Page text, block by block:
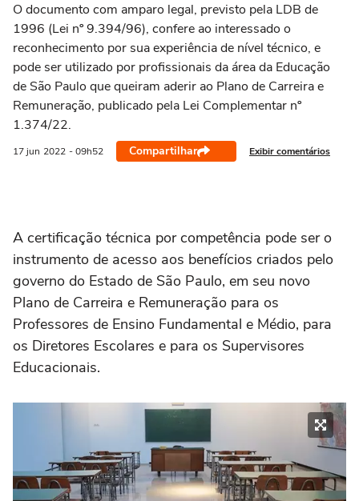
O documento com amparo legal, previsto pela LDB de
1996 (Lei nº 9.394/96), confere ao interessado o
reconhecimento por sua experiência de nível técnico, e
pode ser utilizado por profissionais da área da Educação
de São Paulo que queiram aderir ao Plano de Carreira e
Remuneração, publicado pela Lei Complementar nº
1.374/22.
17 jun 2022 - 09h52 Compartilhar Exibir comentários
A certificação técnica por competência pode ser o
instrumento de acesso aos benefícios criados pelo
governo do Estado de São Paulo, em seu novo
Plano de Carreira e Remuneração para os
Professores de Ensino Fundamental e Médio, para
os Diretores Escolares e para os Supervisores
Educacionais.